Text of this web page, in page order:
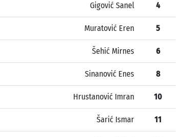
Gigović Sanel 4
Muratović Eren 5
Šehić Mirnes 6
Sinanović Enes 8
Hrustanović Imran 10
Šarić Ismar 11